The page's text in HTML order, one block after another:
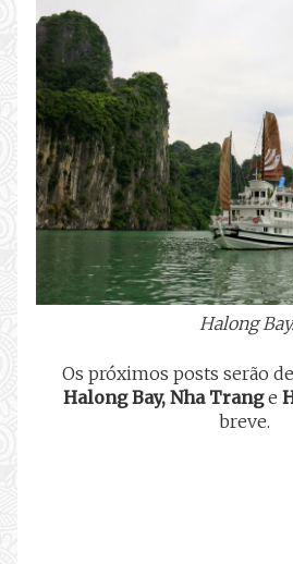
Halong
Os próximos posts serão
Halong Bay, Nha Trange
breve.